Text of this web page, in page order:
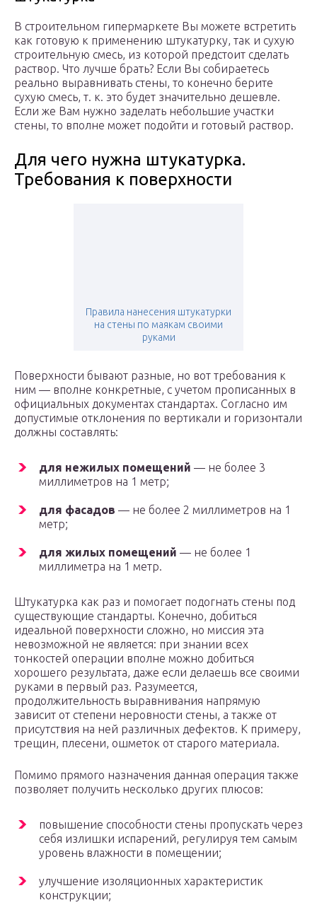
В строительном гипермаркете Вы можете встретить
как готовую к применению штукатурку, так и сухую
строительную смесь, из которой предстоит сделать
раствор. Что лучше брать? Если Вы собираетесь
реально выравнивать стены, то конечно берите
сухую смесь, т. к. это будет значительно дешевле.
Если же Вам нужно заделать небольшие участки
стены, то вполне может подойти и готовый раствор.
Для чего нужна штукатурка.
Требования к поверхности
Правила нанесения штукатурки
на стены по маякам своими
руками
Поверхности бывают разные, но вот требования к
ним — вполне конкретные, с учетом прописанных в
официальных документах стандартах. Согласно им
допустимые отклонения по вертикали и горизонтали
должны составлять:
для нежилых помещений — не более 3
миллиметров на 1 метр;
для фасадов — не более 2 миллиметров на 1
метр;
для жилых помещений — не более 1
миллиметра на 1 метр.
Штукатурка как раз и помогает подогнать стены под
существующие стандарты. Конечно, добиться
идеальной поверхности сложно, но миссия эта
невозможной не является: при знании всех
тонкостей операции вполне можно добиться
хорошего результата, даже если делаешь все своими
руками в первый раз. Разумеется,
продолжительность выравнивания напрямую
зависит от степени неровности стены, а также от
присутствия на ней различных дефектов. К примеру,
трещин, плесени, ошметок от старого материала.
Помимо прямого назначения данная операция также
позволяет получить несколько других плюсов:
повышение способности стены пропускать через
себя излишки испарений, регулируя тем самым
уровень влажности в помещении;
улучшение изоляционных характеристик
конструкции;